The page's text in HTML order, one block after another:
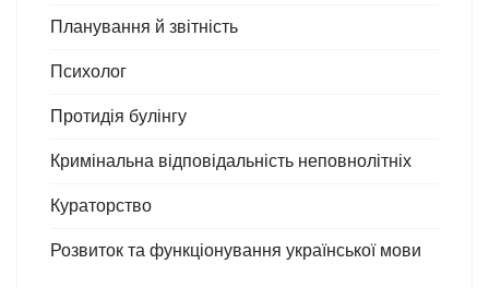
Планування й звітність
Психолог
Протидія булінгу
Кримінальна відповідальність неповнолітніх
Кураторство
Розвиток та функціонування української мови